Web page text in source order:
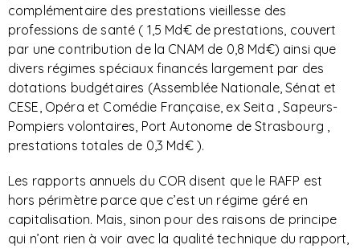
complémentaire des prestations vieillesse des
professions de santé ( 1,5 Md€ de prestations, couvert
par une contribution de la CNAM de 0,8 Md€) ainsi que
divers régimes spéciaux financés largement par des
dotations budgétaires (Assemblée Nationale, Sénat et
CESE, Opéra et Comédie Française, ex Seita , Sapeurs-
Pompiers volontaires, Port Autonome de Strasbourg ,
prestations totales de 0,3 Md€ ).
Les rapports annuels du COR disent que le RAFP est
hors périmètre parce que c’est un régime géré en
capitalisation. Mais, sinon pour des raisons de principe
qui n’ont rien à voir avec la qualité technique du rapport,